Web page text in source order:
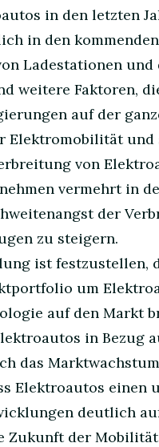
in den letzten
in den
Ladestationen
weitere Faktoren,
auf der
Elektromobilität und
von
vermehrt in
der
zu steigern.
ist festzustellen,
um
auf den Markt
in Bezug
das
Elektroautos
deutlich
Zukunft der